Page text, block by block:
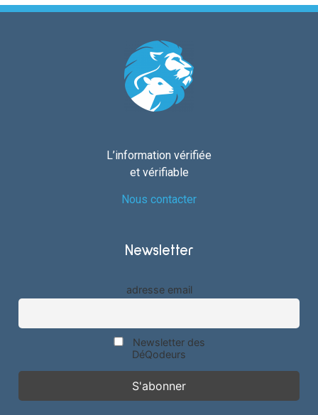
L’information vérifiée
et vérifiable
Nous contacter
Newsletter
adresse email
Newsletter des
DéQodeurs